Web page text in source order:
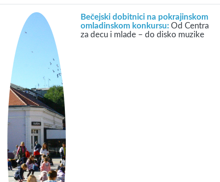
Bečejski dobitnici na pokrajinskom
omladinskom konkursu:Od Centra
za decu i mlade – do disko muzike